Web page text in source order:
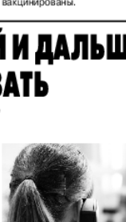
меридиан
Изюм